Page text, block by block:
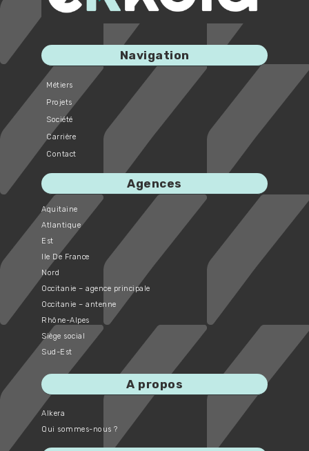
Navigation
Métiers
Projets
Société
Carrière
Contact
Agences
Aquitaine
Atlantique
Est
Ile De France
Nord
Occitanie – agence principale
Occitanie – antenne
Rhône-Alpes
Siège social
Sud-Est
A propos
Alkera
Qui sommes-nous ?